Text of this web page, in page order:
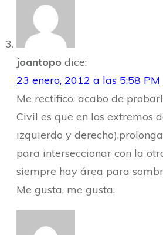
joantopo dice:
23 enero, 2012 a las 5:58 PM
Me rectifico, acabo de
Civil es que en los extremos
izquierdo y
para interseccionar con la
siempre hay área para
Me gusta, me gusta.